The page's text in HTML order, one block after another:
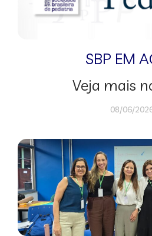
SBP EM
Veja mais
08/06/